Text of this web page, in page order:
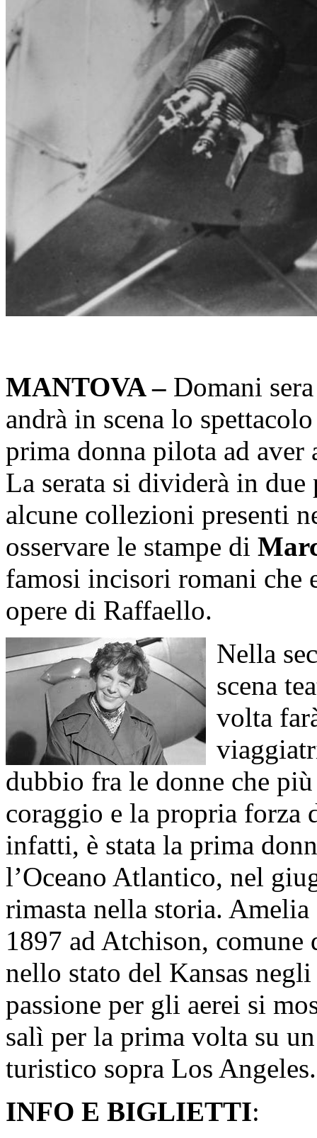
MANTOVA – Domani
andrà in scena lo
prima donna pilota ad aver
La serata si dividerà in
alcune collezioni presenti
osservare le stampe di
famosi incisori romani che
opere di Raffaello.
Nella
scena
volta
dubbio fra le donne che
coraggio e la propria forza
infatti, è stata la prima
l’Oceano Atlantico, nel
rimasta nella storia.
1897 ad Atchison, comune
nello stato del Kansas
passione per gli aerei si
salì per la prima volta su
turistico sopra Los Angeles.
INFO E BIGLIETTI: